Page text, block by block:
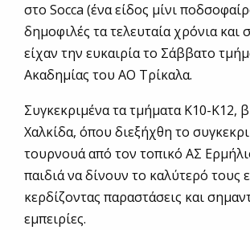
στο Socca (ένα είδος μίνι
δημοφιλές τα τελευταία χρόνια και
είχαν την ευκαιρία το Σάββατο
Ακαδημίας του ΑΟ Τρίκαλα.
Συγκεκριμένα τα τμήματα Κ10-Κ12,
Χαλκίδα, όπου διεξήχθη το
τουρνουά από τον τοπικό ΑΣ
παιδιά να δίνουν το καλύτερό τους
κερδίζοντας παραστάσεις και
εμπειρίες.